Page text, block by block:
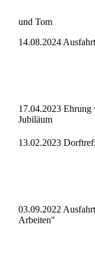
Die
und Tom
14.08.2024
17.04.2023 Ehrung
Jubiläum
13.02.2023
03.09.2022
Arbeiten"